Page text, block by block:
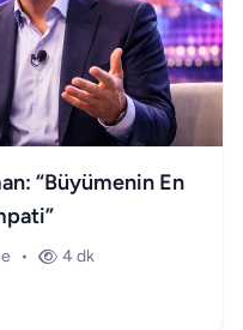
“Büyümenin En
• 4 dk